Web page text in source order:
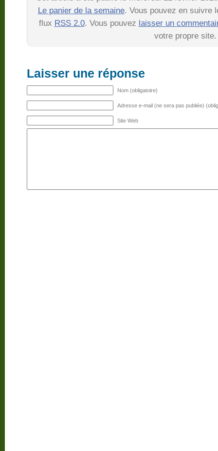
Le panier de la semaine. Vous pouvez en suivre
flux RSS 2.0. Vous pouvez laisser un
votre propre site.
Laisser une réponse
Nom (obligatoire)
Adresse e-mail (ne sera pas publiée)
Site Web